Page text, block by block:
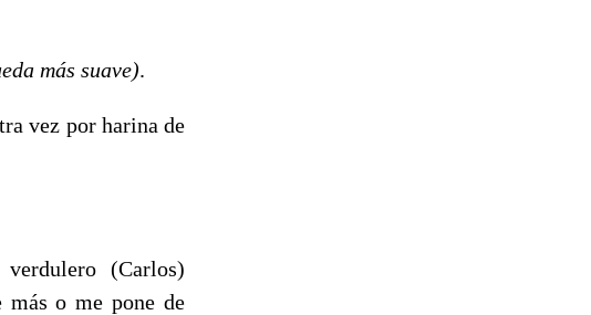
más suave).
vez por harina de
(Carlos)
o me pone de